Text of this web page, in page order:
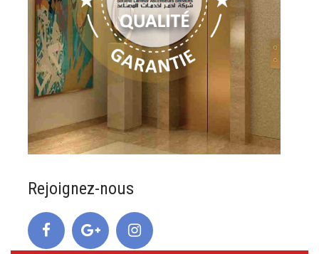
Rejoignez-nous